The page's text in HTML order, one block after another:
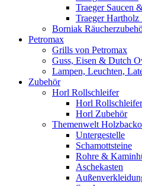
Traeger Saucen
Traeger Hartholz
Borniak
Petromax
Grills von Petromax
Guss, Eisen & Dutch
Lampen, Leuchten,
Zubehör
Horl Rollschleifer
Horl
Horl Zubehör
Themenwelt
Untergestelle
Schamottsteine
Rohre &
Aschekasten